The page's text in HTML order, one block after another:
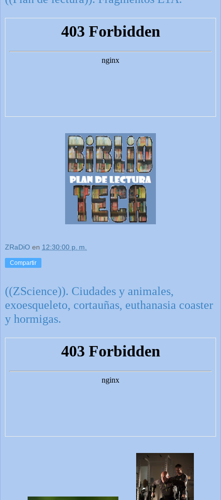
ZRaDiO en 12:30:00 p. m.
Compartir
((ZScience)). Ciudades y animales,
exoesqueleto, cortauñas, euthanasia coaster
y hormigas.